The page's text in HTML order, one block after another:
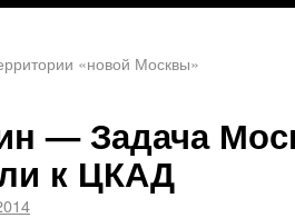
«новой Москвы»
— Задача
к ЦКАД